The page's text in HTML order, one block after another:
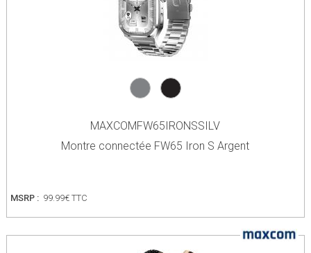
MAXCOMFW65IRONSSILV
Montre connectée FW65 Iron S Argent
MSRP : 99.99€ TTC